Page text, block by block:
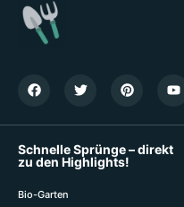
Schnelle Sprünge – direkt
zu den Highlights!
Bio-Garten